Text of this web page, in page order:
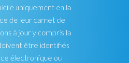
uniquement en la
de leur carnet de
à jour y compris la
être identifiés
électronique ou